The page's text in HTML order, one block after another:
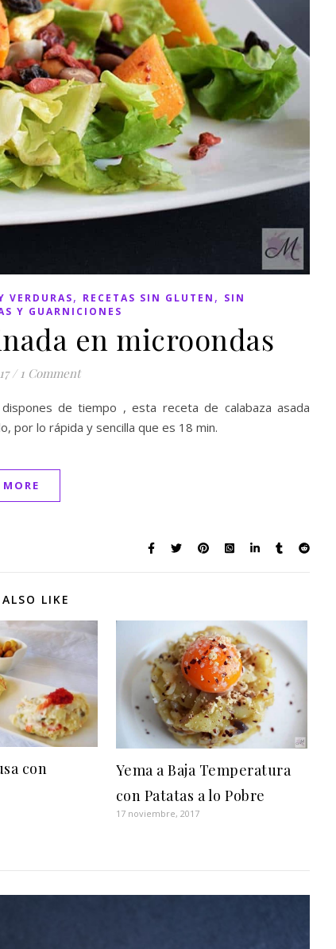
VERDURAS, RECETAS SIN GLUTEN , SIN
Y GUARNICIONES
en microondas
/ 1 Comment
de tiempo , esta receta de calabaza asada
por lo rápida y sencilla que es 18 min.
LIKE
con
Yema a Baja Temperatura
con Patatas a lo Pobre
17 noviembre, 2017